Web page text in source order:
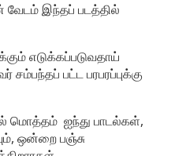
வேடம் இந்தப் படத்தில்
எடுக்கப்படுவதாய்
பட்ட பரபரப்புக்கு
மொத்தம் ஐந்து பாடல்கள்,
ஒன்றை பஞ்சு